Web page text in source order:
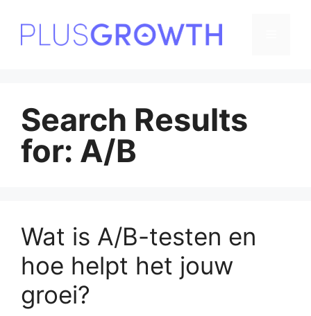
content
Search Results
for: A/B
Wat is A/B-testen en
hoe helpt het jouw
groei?